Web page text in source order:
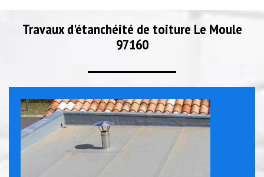
Travaux d'étanchéité de toiture Le Moule
97160